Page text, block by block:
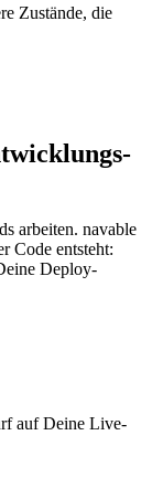
Zustände, die
arbeiten. navable
Code entsteht:
Deploy-
auf Deine Live-